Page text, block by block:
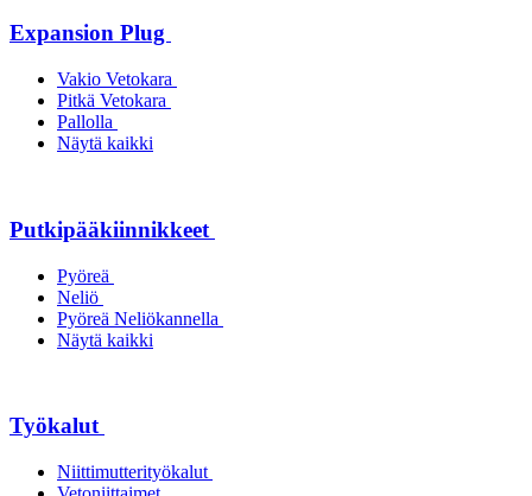
Expansion Plug
Vakio Vetokara
Pitkä Vetokara
Pallolla
Näytä kaikki
Putkipääkiinnikkeet
Pyöreä
Neliö
Pyöreä Neliökannella
Näytä kaikki
Työkalut
Niittimutterityökalut